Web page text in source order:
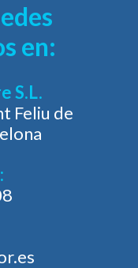
en:
S.L.
Feliu de